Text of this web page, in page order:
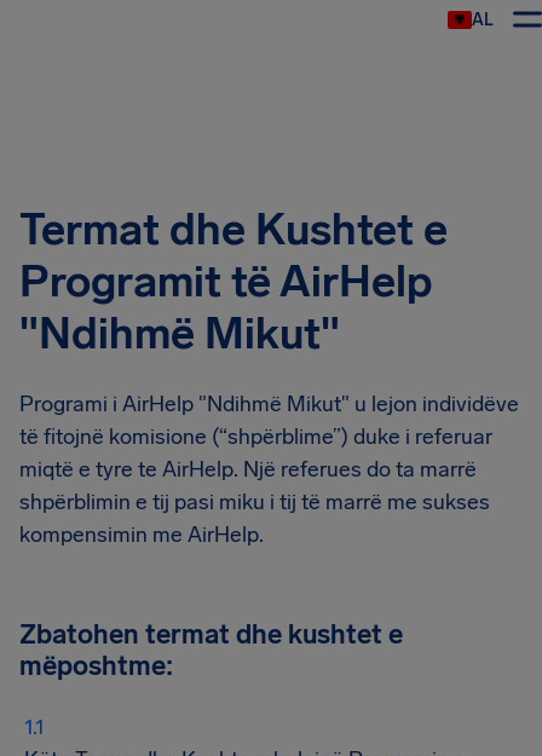
AL
Termat dhe Kushtet e
Programit të AirHelp
"Ndihmë Mikut"
Programi i AirHelp "Ndihmë Mikut" u lejon individëve
të fitojnë komisione (“shpërblime”) duke i referuar
miqtë e tyre te AirHelp. Një referues do ta marrë
shpërblimin e tij pasi miku i tij të marrë me sukses
kompensimin me AirHelp.
Zbatohen termat dhe kushtet e
mëposhtme: